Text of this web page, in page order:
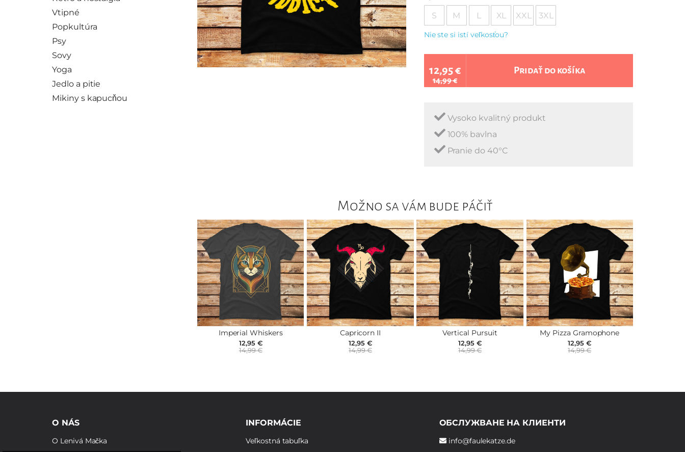
Vtipné
Popkultúra
Psy
Sovy
Yoga
Jedlo a pitie
Mikiny s kapucňou
S M L XL XXL 3XL
Nie ste si istí veľkosťou?
12,95 €
14,99 €
Pridať do košíka
Vysoko kvalitný produkt
100% bavlna
Pranie do 40°C
Možno sa vám bude páčiť
Imperial Whiskers
12,95 €
14,99 €
Capricorn II
12,95 €
14,99 €
Vertical Pursuit
12,95 €
14,99 €
My Pizza Gramophone
12,95 €
14,99 €
O NÁS
O Lenivá Mačka
INFORMÁCIE
Veľkostná tabuľka
ОБСЛУЖВАНЕ НА КЛИЕНТИ
info@faulekatze.de